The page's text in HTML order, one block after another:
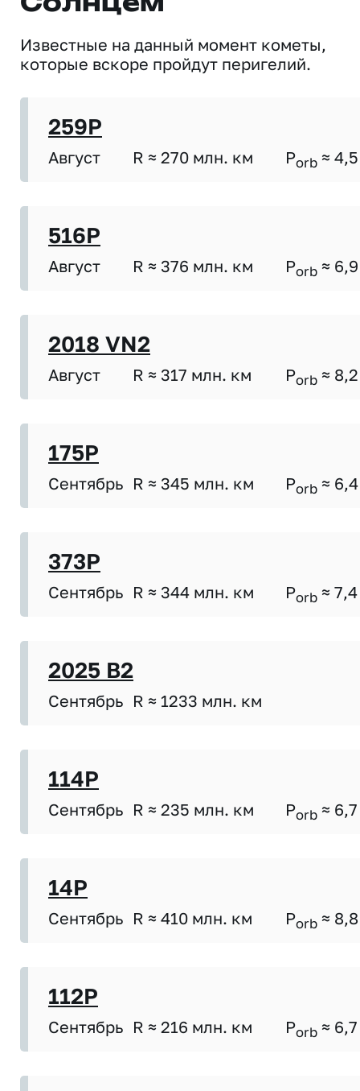
Известные на данный момент кометы,
которые вскоре пройдут перигелий.
259P
Август R ≈ 270 млн. км Porb ≈ 4,5
516P
Август R ≈ 376 млн. км Porb ≈ 6,9
2018 VN2
Август R ≈ 317 млн. км Porb ≈ 8,2
175P
Сентябрь R ≈ 345 млн. км Porb ≈ 6,4
373P
Сентябрь R ≈ 344 млн. км Porb ≈ 7,4
2025 B2
Сентябрь R ≈ 1233 млн. км
114P
Сентябрь R ≈ 235 млн. км Porb ≈ 6,7
14P
Сентябрь R ≈ 410 млн. км Porb ≈ 8,8
112P
Сентябрь R ≈ 216 млн. км Porb ≈ 6,7